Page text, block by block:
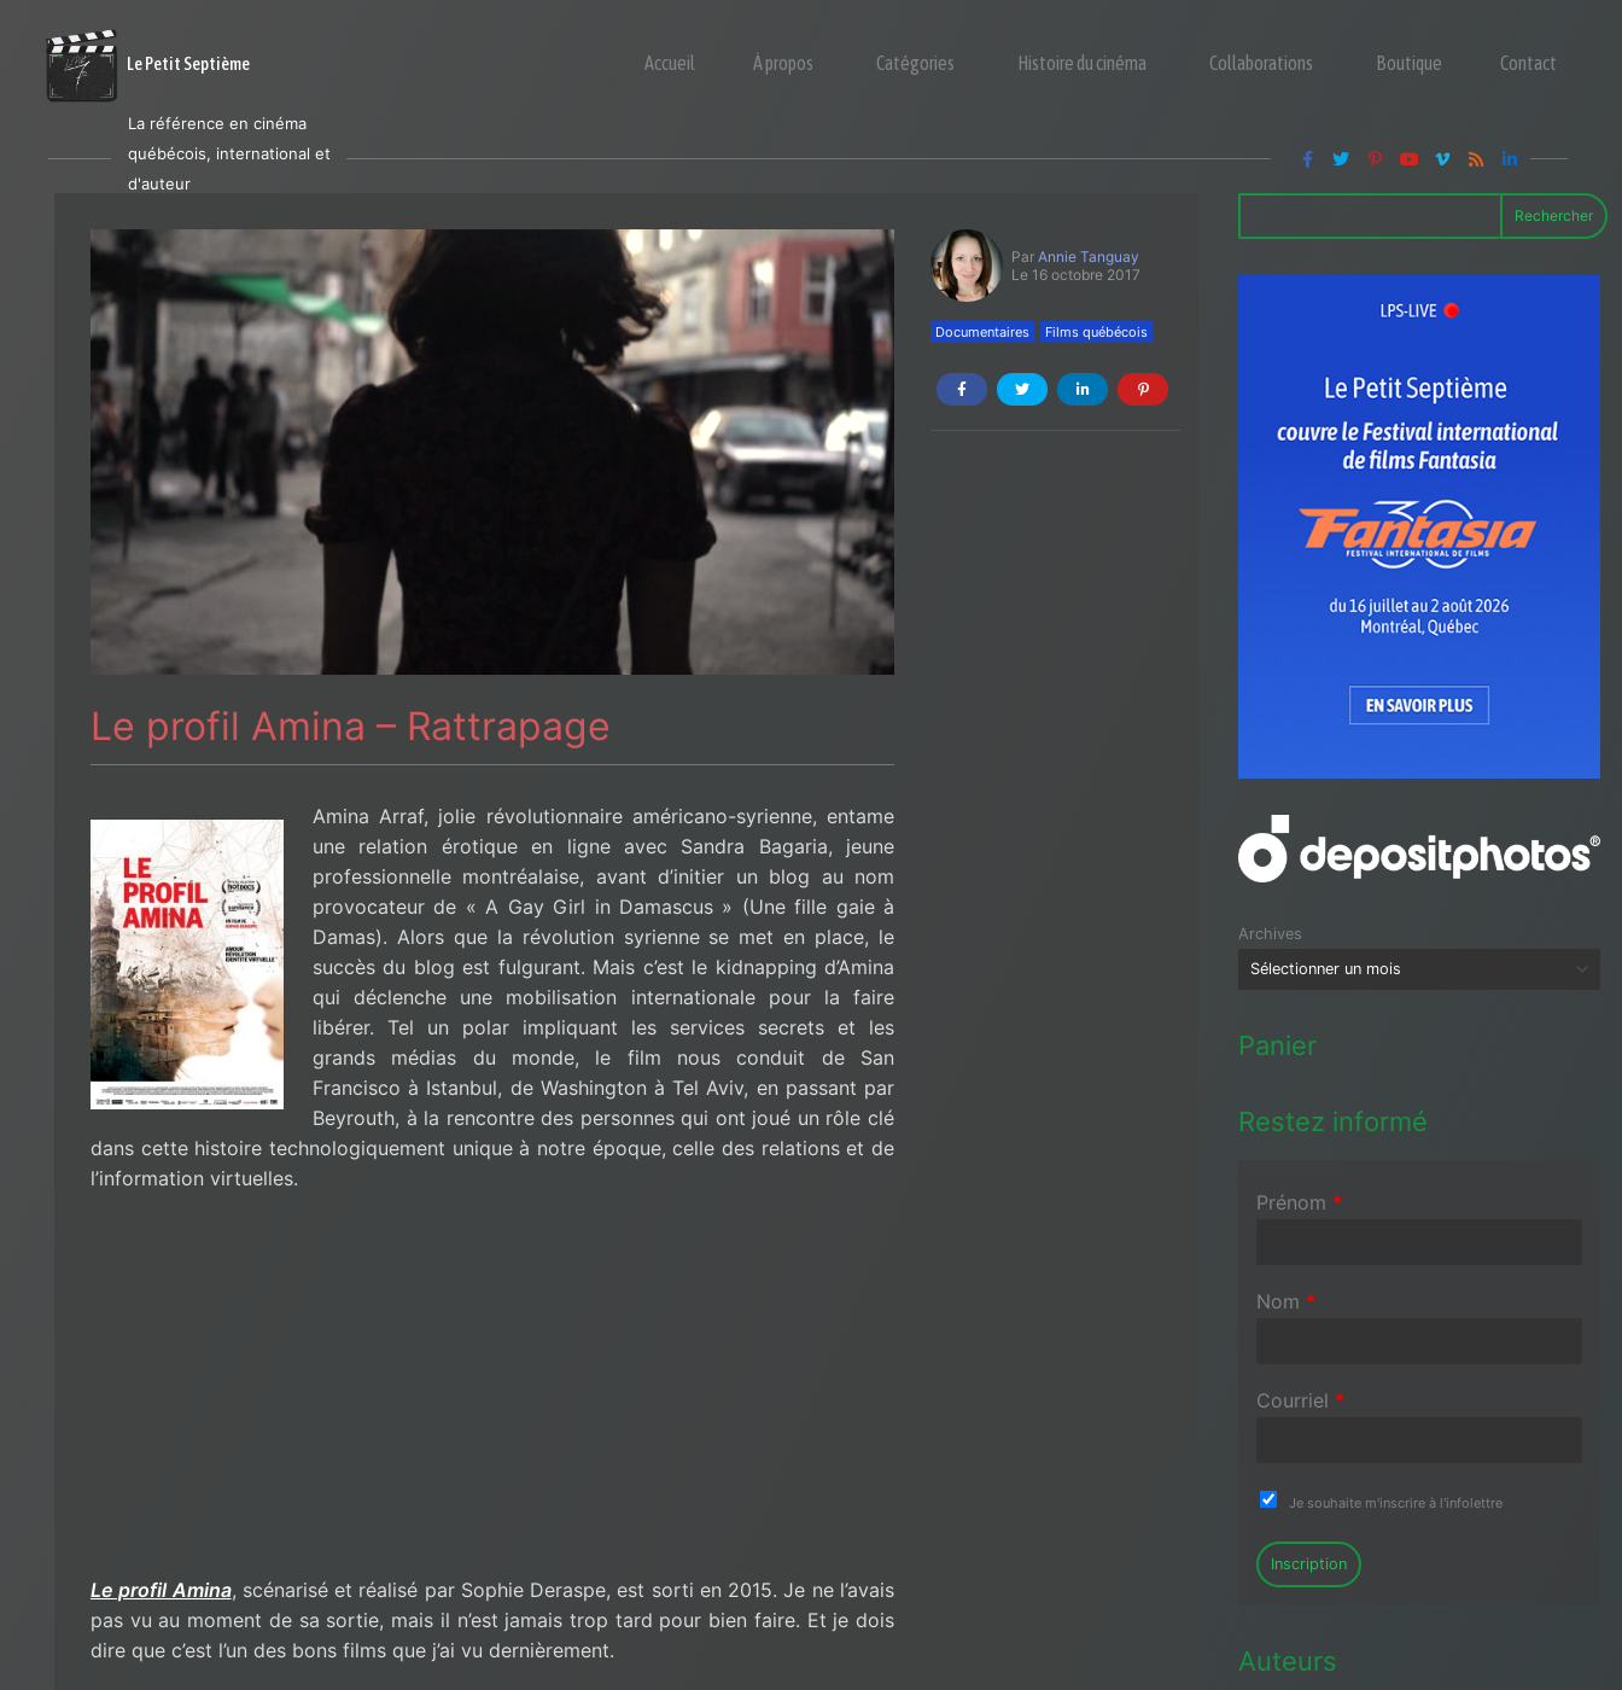
Le Petit Septième Accueil À propos Catégories Histoire du cinéma Collaborations Boutique Contact
La référence en cinéma
québécois, international et
d'auteur
Le profil Amina – Rattrapage
Amina Arraf, jolie révolutionnaire américano-syrienne, entame
une relation érotique en ligne avec Sandra Bagaria, jeune
professionnelle montréalaise, avant d’initier un blog au nom
provocateur de « A Gay Girl in Damascus » (Une fille gaie à
Damas). Alors que la révolution syrienne se met en place, le
succès du blog est fulgurant. Mais c’est le kidnapping d’Amina
qui déclenche une mobilisation internationale pour la faire
libérer. Tel un polar impliquant les services secrets et les
grands médias du monde, le film nous conduit de San
Francisco à Istanbul, de Washington à Tel Aviv, en passant par
Beyrouth, à la rencontre des personnes qui ont joué un rôle clé
dans cette histoire technologiquement unique à notre époque, celle des relations et de
l’information virtuelles.
Le profil Amina, scénarisé et réalisé par Sophie Deraspe, est sorti en 2015. Je ne l’avais
pas vu au moment de sa sortie, mais il n’est jamais trop tard pour bien faire. Et je dois
dire que c’est l’un des bons films que j’ai vu dernièrement.
Par Annie Tanguay
Le 16 octobre 2017
Documentaires Films québécois
Rechercher
Archives
Panier
Restez informé
Prénom *
Nom *
Courriel *
Je souhaite m'inscrire à l'infolettre
Inscription
Auteurs